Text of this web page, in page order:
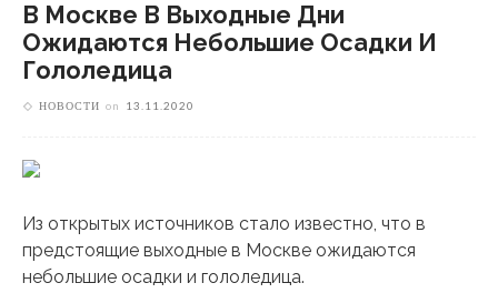
В Москве В Выходные Дни
Ожидаются Небольшие Осадки И
Гололедица
НОВОСТИ on 13.11.2020
Из открытых источников стало известно, что в
предстоящие выходные в Москве ожидаются
небольшие осадки и гололедица.